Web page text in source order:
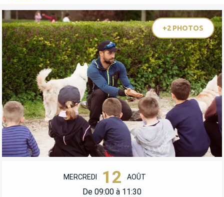
+2 PHOTOS
OUVERTURE ET COORDONNÉES
MERCREDI 12 AOÛT
De 09:00 à 11:30